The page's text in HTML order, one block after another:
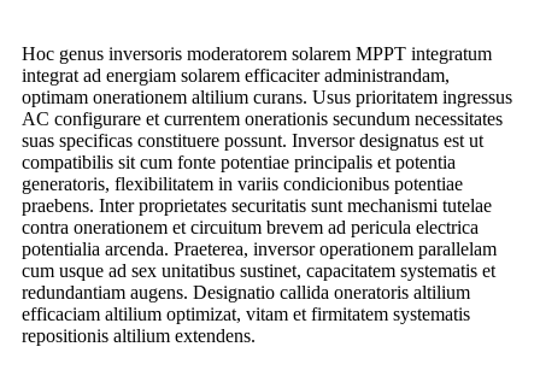
Hoc genus inversoris moderatorem solarem MPPT integratum
integrat ad energiam solarem efficaciter administrandam,
optimam onerationem altilium curans. Usus prioritatem ingressus
AC configurare et currentem onerationis secundum necessitates
suas specificas constituere possunt. Inversor designatus est ut
compatibilis sit cum fonte potentiae principalis et potentia
generatoris, flexibilitatem in variis condicionibus potentiae
praebens. Inter proprietates securitatis sunt mechanismi tutelae
contra onerationem et circuitum brevem ad pericula electrica
potentialia arcenda. Praeterea, inversor operationem parallelam
cum usque ad sex unitatibus sustinet, capacitatem systematis et
redundantiam augens. Designatio callida oneratoris altilium
efficaciam altilium optimizat, vitam et firmitatem systematis
repositionis altilium extendens.